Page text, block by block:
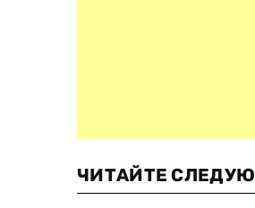
ЧИТАЙТЕ